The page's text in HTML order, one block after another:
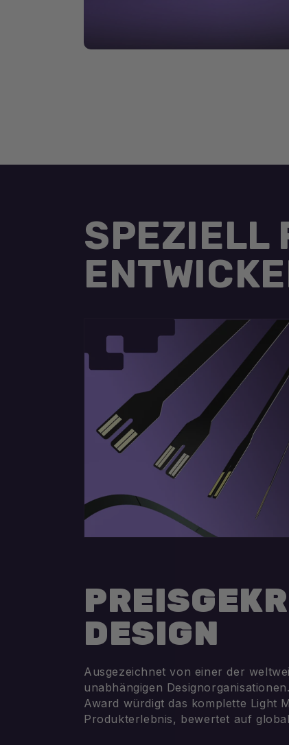
SPEZIELL
DESIGN
Ausgezeichnet von einer der
unabhängigen
Award würdigt das komplette Light
Produkterlebnis, bewertet auf